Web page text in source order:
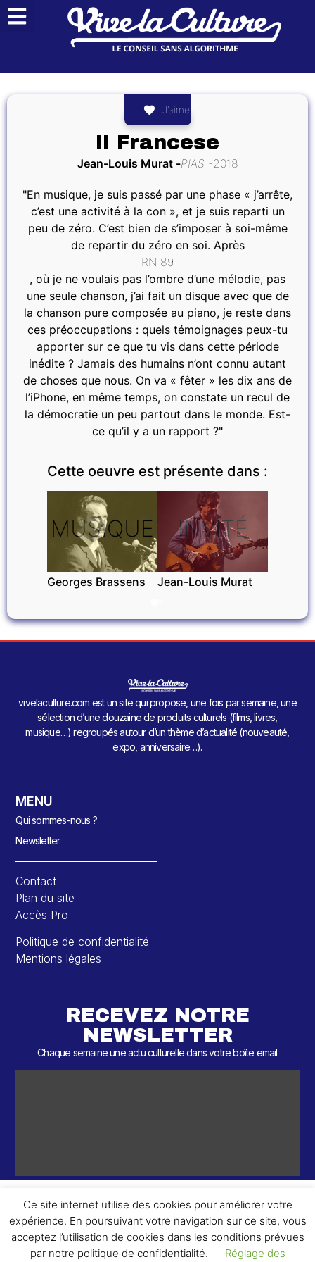
J’aime
Il Francese
Jean-Louis Murat PIAS 2018
"En musique, je suis passé par une phase « j’arrête,
c’est une activité à la con », et je suis reparti un
peu de zéro. C’est bien de s’imposer à soi-même
de repartir du zéro en soi. Après
RN 89
, où je ne voulais pas l’ombre d’une mélodie, pas
une seule chanson, j’ai fait un disque avec que de
la chanson pure composée au piano, je reste dans
ces préoccupations : quels témoignages peux-tu
apporter sur ce que tu vis dans cette période
inédite ? Jamais des humains n’ont connu autant
de choses que nous. On va « fêter » les dix ans de
l’iPhone, en même temps, on constate un recul de
la démocratie un peu partout dans le monde. Est-
ce qu’il y a un rapport ?"
Cette oeuvre est présente dans :
MUSIQUE
Georges Brassens
INVITÉ
Jean-Louis Murat
vivelaculture.com est un site qui propose, une fois par semaine, une
sélection d’une douzaine de produits culturels (films, livres,
musique…) regroupés autour d’un thème d’actualité (nouveauté,
expo, anniversaire…).
MENU
Qui sommes-nous ?
Newsletter
Contact
Plan du site
Accès Pro
Politique de confidentialité
Mentions légales
RECEVEZ NOTRE
NEWSLETTER
Chaque semaine une actu culturelle dans votre boîte email
© 2026 – 2 ème Round – Tous droits réservés.
Ce site internet utilise des cookies pour améliorer votre
expérience. En poursuivant votre navigation sur ce site, vous
acceptez l’utilisation de cookies dans les conditions prévues
par notre politique de confidentialité.
Réglage des